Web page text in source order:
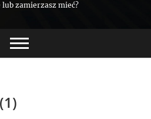
zamierzasz mieć?